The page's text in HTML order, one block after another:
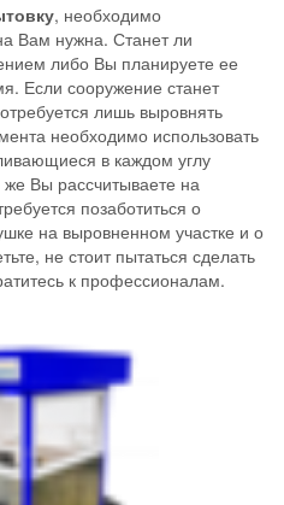
, необходимо
Вам нужна. Станет ли
либо Вы планируете ее
Если сооружение станет
лишь выровнять
необходимо использовать
в каждом углу
Вы рассчитываете на
позаботиться о
на выровненном участке и о
не стоит пытаться сделать
к профессионалам.